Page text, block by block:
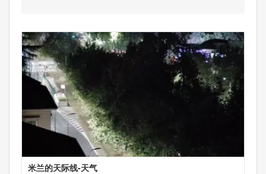
米兰的天际线-天气